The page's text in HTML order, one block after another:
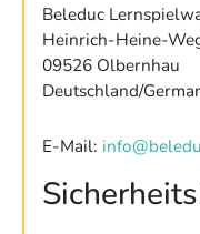
Beleduc
Heinrich-Heine-
09526 Olbernhau
Deutschland/
E-Mail: